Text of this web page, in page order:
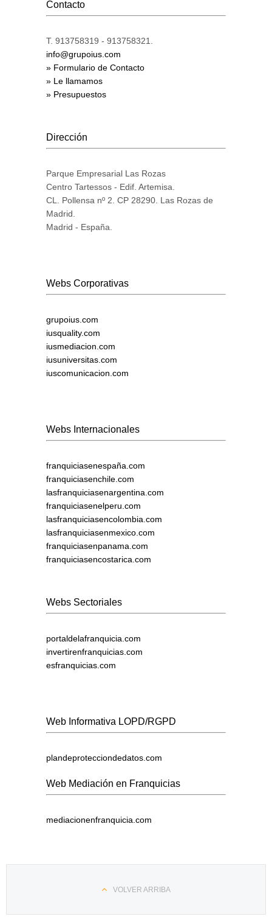
Contacto
T. 913758319 - 913758321.
info@grupoius.com
» Formulario de Contacto
» Le llamamos
» Presupuestos
Dirección
Parque Empresarial Las Rozas
Centro Tartessos - Edif. Artemisa.
CL. Pollensa nº 2. CP 28290. Las Rozas de
Madrid.
Madrid - España.
Webs Corporativas
grupoius.com
iusquality.com
iusmediacion.com
iusuniversitas.com
iuscomunicacion.com
Webs Internacionales
franquiciasenespaña.com
franquiciasenchile.com
lasfranquiciasenargentina.com
franquiciasenelperu.com
lasfranquiciasencolombia.com
lasfranquiciasenmexico.com
franquiciasenpanama.com
franquiciasencostarica.com
Webs Sectoriales
portaldelafranquicia.com
invertirenfranquicias.com
esfranquicias.com
Web Informativa LOPD/RGPD
plandeprotecciondedatos.com
Web Mediación en Franquicias
mediacionenfranquicia.com
VOLVER ARRIBA